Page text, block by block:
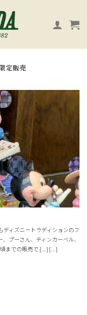
定販売
ィズニートラディションのフ
プーさん、ティンカーベル、
までの販売で [...] [...]